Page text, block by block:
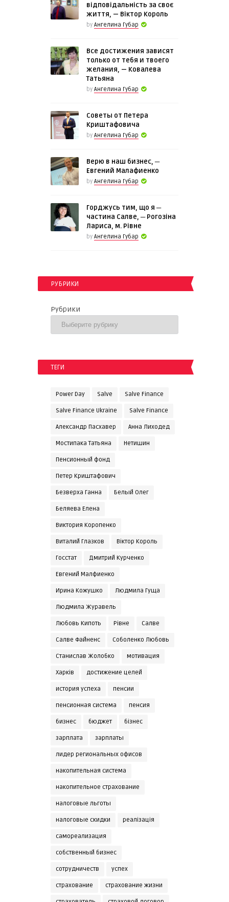
відповідальність за своє
життя, — Віктор Король
by Ангелина Губар
Все достижения зависят
только от тебя и твоего
желания, — Ковалева
Татьяна
by Ангелина Губар
Советы от Петера
Криштафовича
by Ангелина Губар
Верю в наш бизнес, ─
Евгений Малафиенко
by Ангелина Губар
Горджусь тим, що я ─
частина Салве, ─ Рогозіна
Лариса, м. Рівне
by Ангелина Губар
РУБРИКИ
Рубрики
ТЕГИ
Power Day Salve Salve Finance
Salve Finance Ukraine Salve Finanсe
Александр Пасхавер Анна Лиходед
Мостипака Татьяна Нетишин
Пенсионный фонд
Петер Криштафович
Безверха Ганна Белый Олег
Беляева Елена
Виктория Коропенко
Виталий Глазков Віктор Король
Госстат Дмитрий Курченко
Евгений Малфиенко
Ирина Кожушко Людмила Гуща
Людмила Журавель
Любовь Кипоть Рівне Салве
Салве Файненс Соболенко Любовь
Станислав Жолобко мотивация
Харків достижение целей
история успеха пенсии
пенсионная система пенсия
бизнес бюджет бізнес
зарплата зарплаты
лидер региональных офисов
накопительная система
накопительное страхование
налоговые льготы
налоговые скидки реалізація
самореализация
собственный бизнес
сотрудничеств успех
страхование страхование жизни